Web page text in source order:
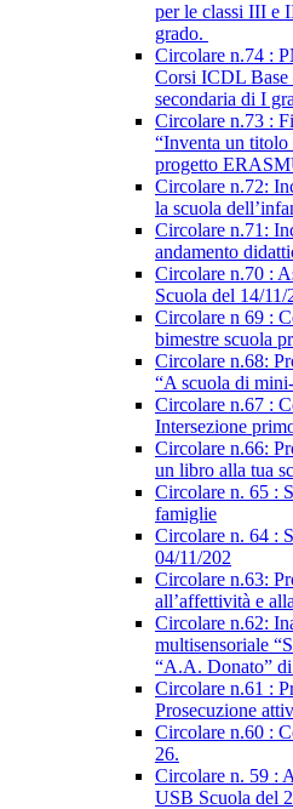
per le classi III e
grado.
Circolare n.74 :
Corsi ICDL Base
secondaria di I
Circolare n.73 :
“Inventa un titolo
progetto
Circolare n.72:
la scuola
Circolare n.71:
andamento
Circolare n.70 :
Scuola del 14/11/
Circolare n 69 :
bimestre scuola
Circolare n.68:
“A scuola di
Circolare n.67 :
Intersezione
Circolare n.66:
un libro alla tua
Circolare n. 65 :
famiglie
Circolare n. 64 :
04/11/202
Circolare n.63:
all’affettività e
Circolare n.62:
multisensoriale
“A.A. Donato”
Circolare n.61 :
Prosecuzione
Circolare n.60 :
26.
Circolare n. 59 :
USB Scuola del